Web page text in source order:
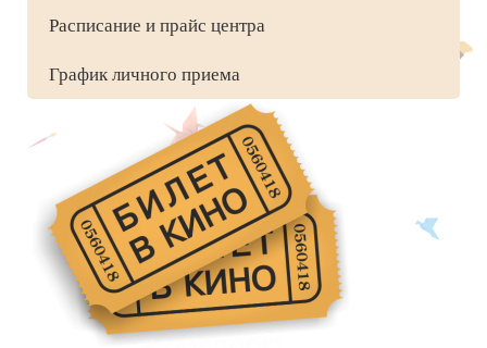
Расписание и прайс центра
График личного приема